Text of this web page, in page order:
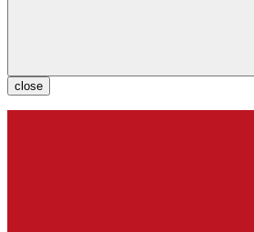
close